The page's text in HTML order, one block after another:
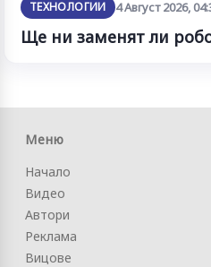
ТЕХНОЛОГИИ 4 Август 2026,
Ще ни заменят ли
Меню
Начало
Видео
Автори
Реклама
Вицове